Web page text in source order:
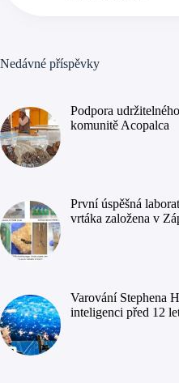
Nedávné příspěvky
Podpora
komunitě Acopalca
První úspěšná
vrtáka založena v
Varování Stephena
inteligenci před 12